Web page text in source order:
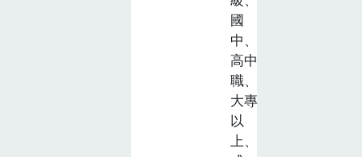
國
中、
高中
職、
大專
以
上、